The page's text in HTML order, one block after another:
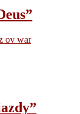
ov war